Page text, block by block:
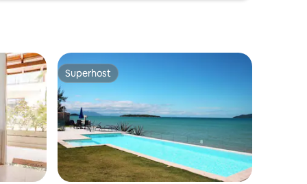
Superhost
Superhost